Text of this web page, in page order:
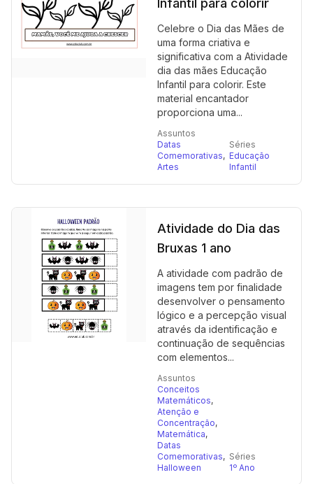
Infantil para colorir
Celebre o Dia das Mães de
uma forma criativa e
significativa com a Atividade
dia das mães Educação
Infantil para colorir. Este
material encantador
proporciona uma...
Assuntos
Datas
Comemorativas,
Artes
Séries
Educação
Infantil
Atividade do Dia das
Bruxas 1 ano
A atividade com padrão de
imagens tem por finalidade
desenvolver o pensamento
lógico e a percepção visual
através da identificação e
continuação de sequências
com elementos...
Assuntos
Conceitos
Matemáticos,
Atenção e
Concentração,
Matemática,
Datas
Comemorativas,
Halloween
Séries
1º Ano